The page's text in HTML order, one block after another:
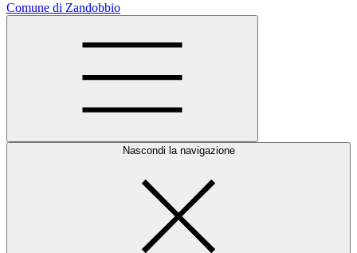
Comune di Zandobbio
Nascondi la navigazione